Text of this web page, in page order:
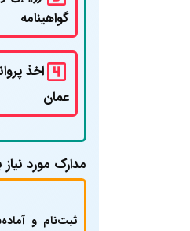
گواهینامه
اخذ
عمان
مدارک مورد
ثبت‌نام و